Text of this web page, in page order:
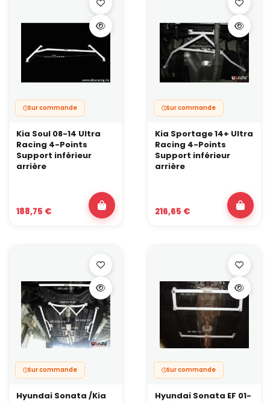
Sur commande
Kia Soul 08-14 Ultra
Racing 4-Points
Support inférieur
arrière
188,75 €
Sur commande
Kia Sportage 14+ Ultra
Racing 4-Points
Support inférieur
arrière
216,65 €
Sur commande
Hyundai Sonata /Kia
Sur commande
Hyundai Sonata EF 01-